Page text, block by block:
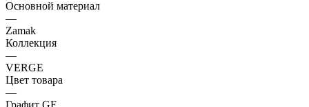
Основной материал
—
Zamak
Коллекция
—
VERGE
Цвет товара
—
Графит GF